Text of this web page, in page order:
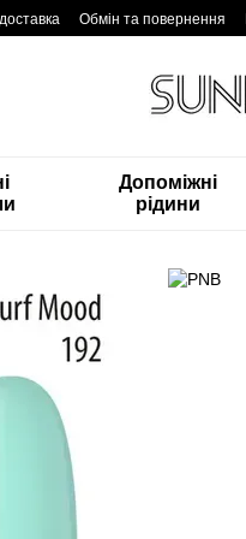
Обмін та повернення
Допоміжні
рідини